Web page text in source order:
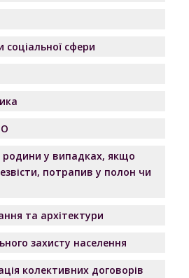
соціальної сфери
родини у випадках, якщо
потрапив у полон чи
та архітектури
захисту населення
колективних договорів